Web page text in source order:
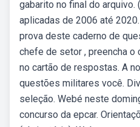
gabarito no final do
aplicadas de 2006 até
prova deste caderno de
chefe de setor , preencha o
no cartão de respostas. A
questões militares você.
seleção. Webé neste
concurso da epcar.